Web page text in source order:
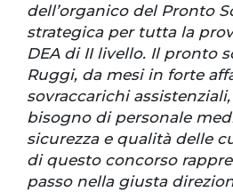
dell’organico del Pronto
strategica per tutta la
DEA di II livello. Il pronto
Ruggi, da mesi in forte
sovraccarichi
bisogno di personale
sicurezza e qualità delle
di questo concorso
passo nella giusta